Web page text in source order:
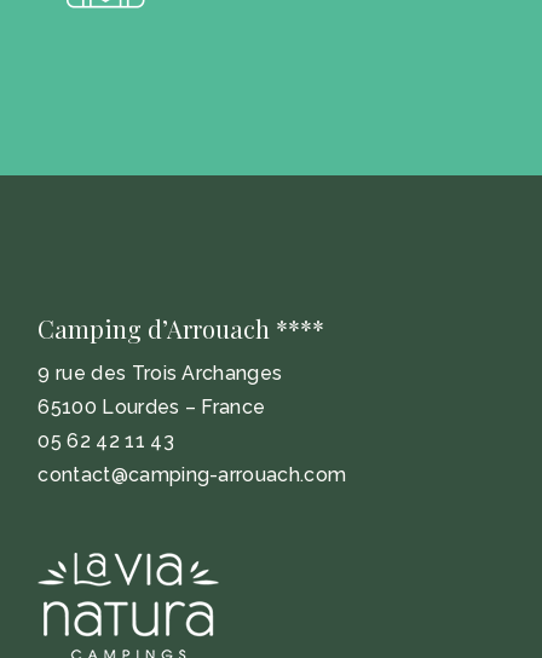
Camping d’Arrouach ****
9 rue des Trois Archanges
65100 Lourdes – France
05 62 42 11 43
contact@camping-arrouach.com